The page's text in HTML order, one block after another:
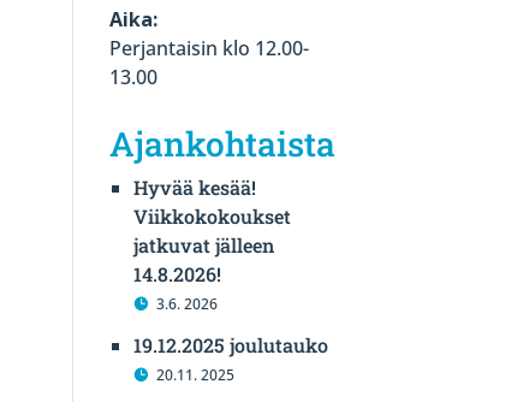
Aika:
Perjantaisin klo 12.00-
13.00
Ajankohtaista
Hyvää kesää!
Viikkokokoukset
jatkuvat jälleen
14.8.2026!
3.6. 2026
19.12.2025 joulutauko
20.11. 2025